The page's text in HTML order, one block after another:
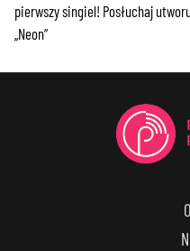
pierwszy singiel! Posłuchaj
„Neon”